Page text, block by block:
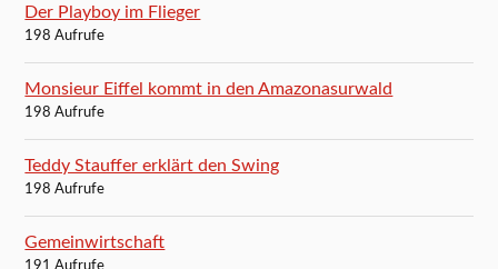
Der Playboy im Flieger
198 Aufrufe
Monsieur Eiffel kommt in den Amazonasurwald
198 Aufrufe
Teddy Stauffer erklärt den Swing
198 Aufrufe
Gemeinwirtschaft